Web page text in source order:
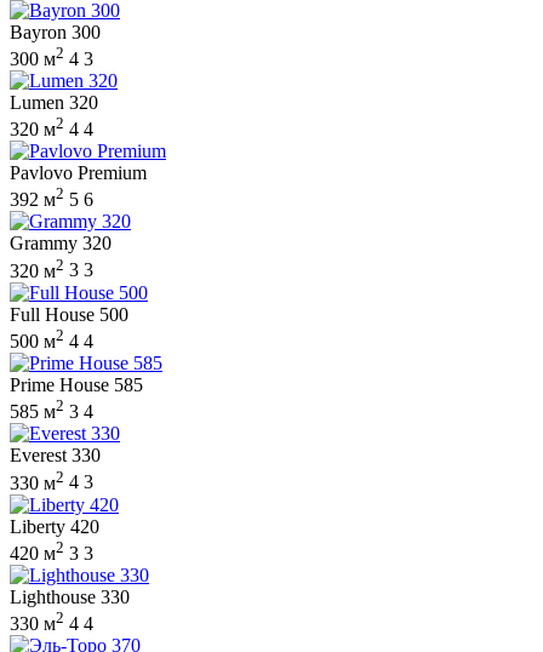
Bayron 300
300 м2 4 3
Lumen 320
320 м2 4 4
Pavlovo Premium
392 м2 5 6
Grammy 320
320 м2 3 3
Full House 500
500 м2 4 4
Prime House 585
585 м2 3 4
Everest 330
330 м2 4 3
Liberty 420
420 м2 3 3
Lighthouse 330
330 м2 4 4